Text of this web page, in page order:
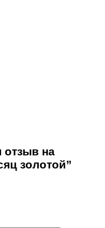
отзыв на
золотой”